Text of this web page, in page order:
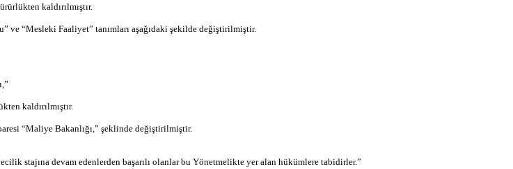
kaldırılmıştır.
ve “Mesleki Faaliyet” tanımları aşağıdaki şekilde değiştirilmiştir.
kaldırılmıştır.
“Maliye Bakanlığı,” şeklinde değiştirilmiştir.
stajına devam edenlerden başarılı olanlar bu Yönetmelikte yer alan hükümlere tabidirler.”